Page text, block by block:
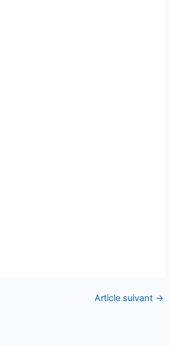
Article suivant →